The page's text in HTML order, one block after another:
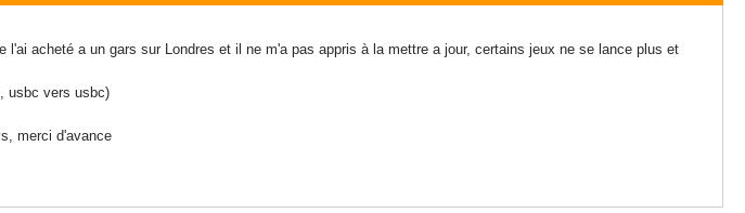
acheté a un gars sur Londres et il ne m'a pas appris à la mettre a jour, certains jeux ne se lance plus et
usbc vers usbc)
merci d'avance